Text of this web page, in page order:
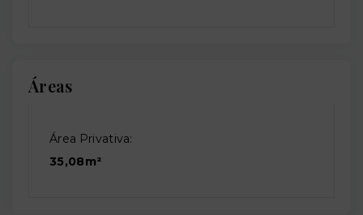
Áreas
Área Privativa:
35,08m²